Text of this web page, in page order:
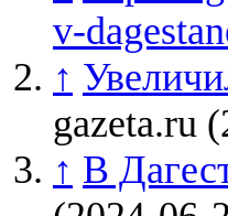
v-
↑
gazeta.ru
↑ В